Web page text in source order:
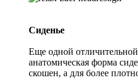
Сиденье
Еще одной отличительной
анатомическая форма
скошен, а для более